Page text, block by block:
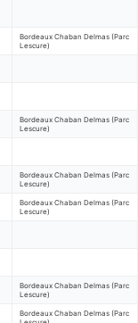
Bordeaux Chaban Delmas (Parc
Lescure)
Bordeaux Chaban Delmas (Parc
Lescure)
Bordeaux Chaban Delmas (Parc
Lescure)
Bordeaux Chaban Delmas (Parc
Lescure)
Bordeaux Chaban Delmas (Parc
Lescure)
Bordeaux Chaban Delmas (Parc